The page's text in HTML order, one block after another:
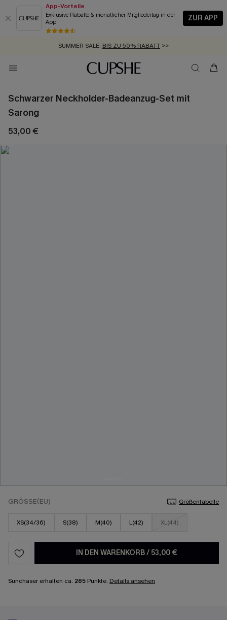
App-Vorteile
Exklusive Rabatte & monatlicher Mitgliedertag in der
App
ZUR APP
GRATIS MASSBAND MIT JEDEM SCHNELLVERSAND-ARTIKEL >>
SUMMER SALE: BIS ZU 50% RABATT >>
ZUM NEWSLETTER:BIS ZU -20% EXTRA ERHALTEN
KOSTENLOSER VERSAND AB 89 €
Schwarzer Neckholder-Badeanzug-Set mit
Sarong
53,00 €
GRÖSSE(EU) Größentabelle
XS(34/36) S(38) M(40) L(42) XL(44)
IN DEN WARENKORB/ 53,00 €
Sunchaser erhalten ca. 265 Punkte. Details ansehen